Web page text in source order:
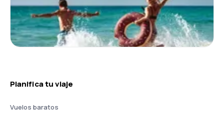
Planifica tu viaje
Vuelos baratos